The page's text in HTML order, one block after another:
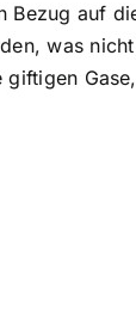
auf
, was